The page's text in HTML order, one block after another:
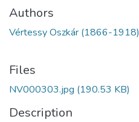
Authors
Vértessy Oszkár (1866-1918)
Files
NV000303.jpg (190.53 KB)
Description